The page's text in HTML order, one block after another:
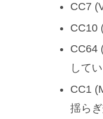
CC7
CC10
CC64
して
CC1
揺ら